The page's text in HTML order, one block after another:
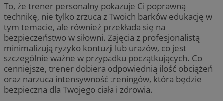
To, że trener personalny pokazuje Ci poprawną
technikę, nie tylko zrzuca z Twoich barków edukację w
tym temacie, ale również przekłada się na
bezpieczeństwo w siłowni. Zajęcia z profesjonalistą
minimalizują ryzyko kontuzji lub urazów, co jest
szczególnie ważne w przypadku początkujących. Co
cenniejsze, trener dobiera odpowiednią ilość obciążeń
oraz narzuca intensywność treningów, która będzie
bezpieczna dla Twojego ciała i zdrowia.